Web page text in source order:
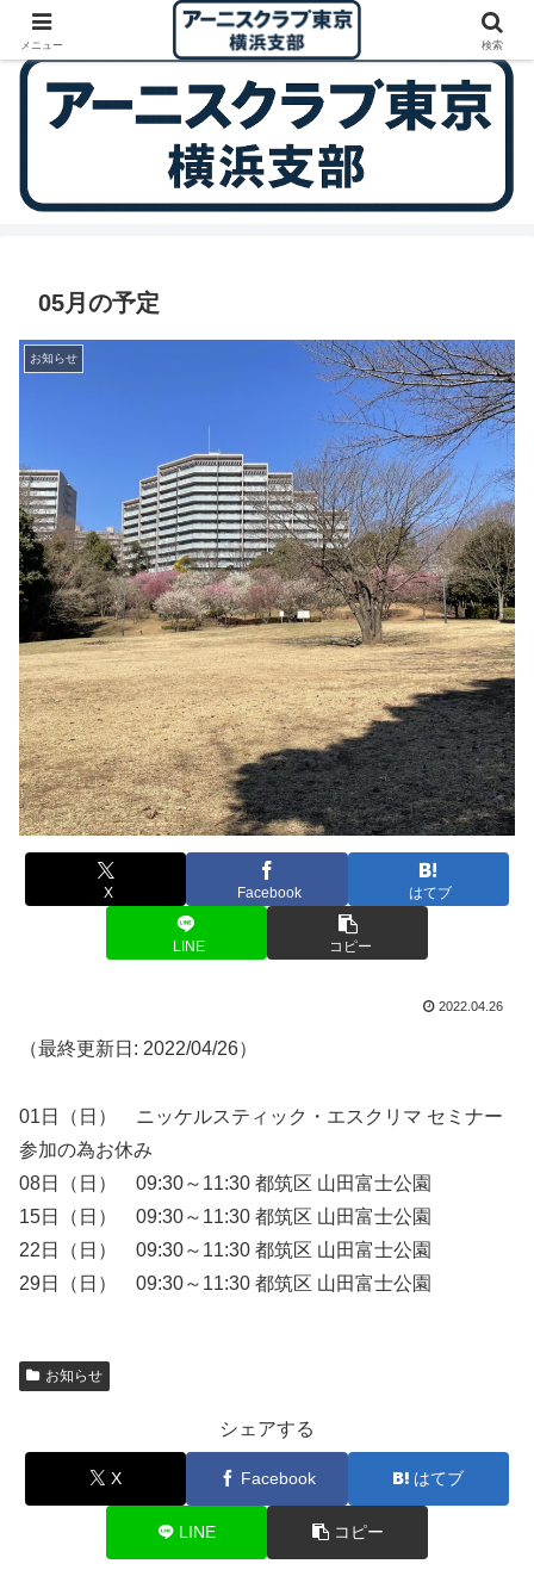
Arnis Club Tokyo - Yokohama Training Group
05月の予定
お知らせ
X Facebook はてブ
LINE コピー
2022.04.26
（最終更新日: 2022/04/26）
01日（日） ニッケルスティック・エスクリマ セミナー
参加の為お休み
08日（日） 09:30～11:30 都筑区 山田富士公園
15日（日） 09:30～11:30 都筑区 山田富士公園
22日（日） 09:30～11:30 都筑区 山田富士公園
29日（日） 09:30～11:30 都筑区 山田富士公園
お知らせ
シェアする
X Facebook はてブ
LINE コピー
メニュー 検索